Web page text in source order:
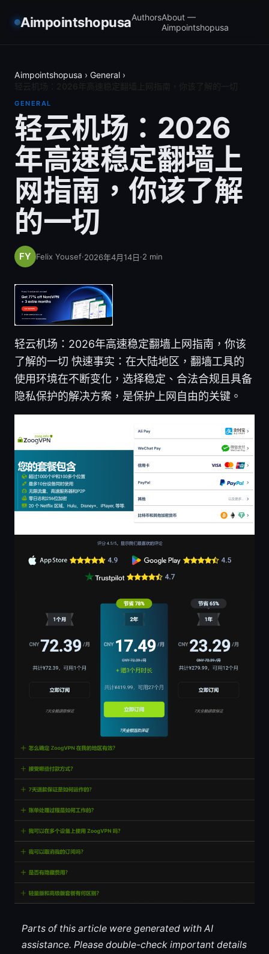
AimpointshopusaAuthorsAbout —
Aimpointshopusa
Aimpointshopusa › General ›
GENERAL
轻云机场：2026
年高速稳定翻墙上
网指南，你该了解
的一切
Felix Yousef·2026年4月14日·2 min
轻云机场：2026年高速稳定翻墙上网指南，你该
了解的一切 快速事实：在大陆地区，翻墙工具的
使用环境在不断变化，选择稳定、合法合规且具备
隐私保护的解决方案，是保护上网自由的关键。
Parts of this article were generated with AI
assistance. Please double-check important details